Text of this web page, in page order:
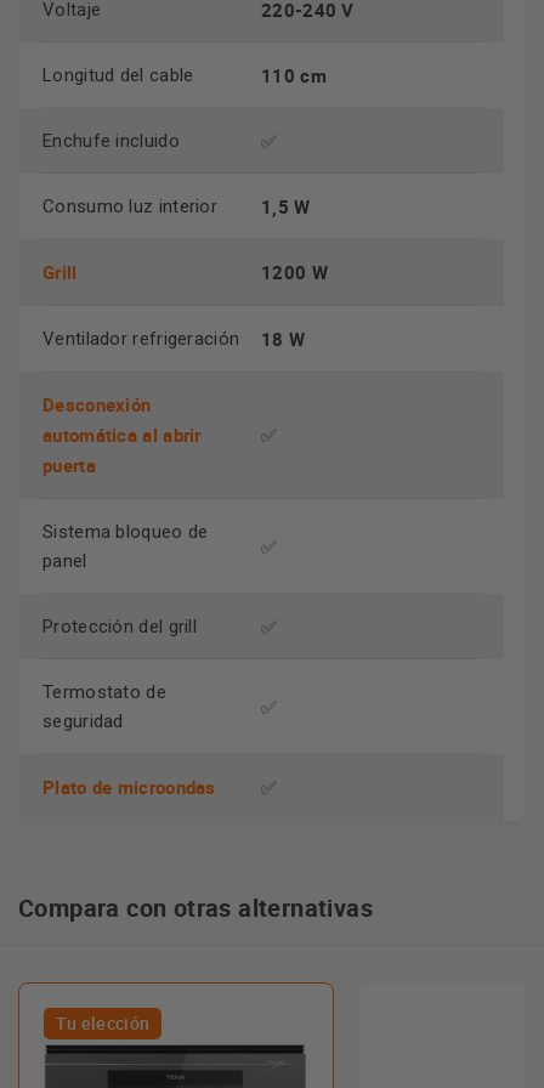
cocinado.
Voltaje 220-240 V
Longitud del cable 110 cm
Enchufe incluido ✅
Consumo luz interior 1,5 W
Grill 1200 W
Ventilador refrigeración 18 W
Desconexión
automática al abrir
puerta
✅
Sistema bloqueo de
panel
✅
Protección del grill ✅
Termostato de
seguridad
✅
Plato de microondas ✅
Compara con otras alternativas
Tu elección